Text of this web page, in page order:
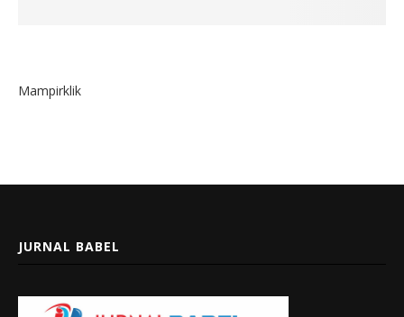
Mampirklik
JURNAL BABEL